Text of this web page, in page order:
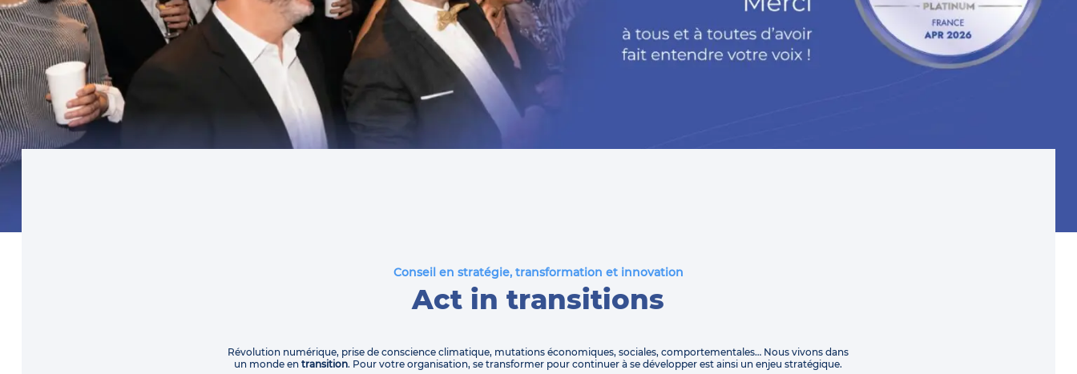
Conseil en stratégie, transformation et innovation
Act in transitions
Révolution numérique, prise de conscience climatique, mutations économiques, sociales, comportementales… Nous vivons dans
un monde entransition. Pour votre organisation, se transformer pour continuer à se développer est ainsi un enjeu stratégique.